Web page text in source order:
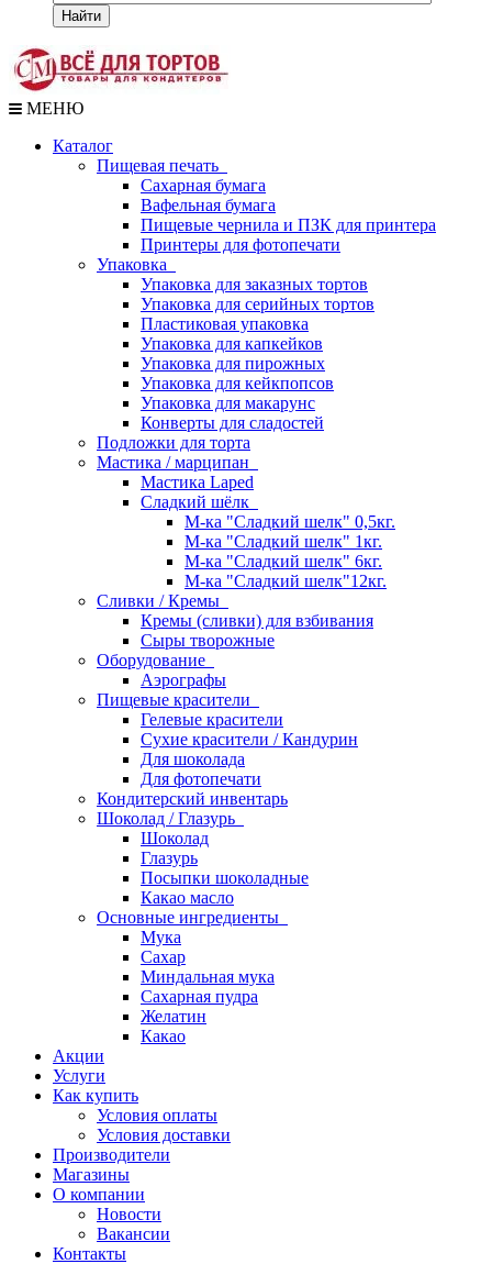
Найти
МЕНЮ
Каталог
Пищевая печать
Сахарная бумага
Вафельная бумага
Пищевые чернила и ПЗК для принтера
Принтеры для фотопечати
Упаковка
Упаковка для заказных тортов
Упаковка для серийных тортов
Пластиковая упаковка
Упаковка для капкейков
Упаковка для пирожных
Упаковка для кейкпопсов
Упаковка для макарунс
Конверты для сладостей
Подложки для торта
Мастика / марципан
Мастика Laped
Сладкий шёлк
М-ка "Сладкий шелк" 0,5кг.
М-ка "Сладкий шелк" 1кг.
М-ка "Сладкий шелк" 6кг.
М-ка "Сладкий шелк"12кг.
Сливки / Кремы
Кремы (сливки) для взбивания
Сыры творожные
Оборудование
Аэрографы
Пищевые красители
Гелевые красители
Сухие красители / Кандурин
Для шоколада
Для фотопечати
Кондитерский инвентарь
Шоколад / Глазурь
Шоколад
Глазурь
Посыпки шоколадные
Какао масло
Основные ингредиенты
Мука
Сахар
Миндальная мука
Сахарная пудра
Желатин
Какао
Акции
Услуги
Как купить
Условия оплаты
Условия доставки
Производители
Магазины
О компании
Новости
Вакансии
Контакты